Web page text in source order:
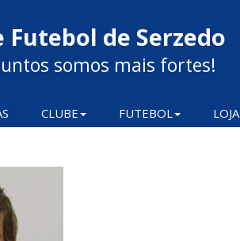
Futebol de Serzedo
somos mais fortes!
CLUBE FUTEBOL LOJA